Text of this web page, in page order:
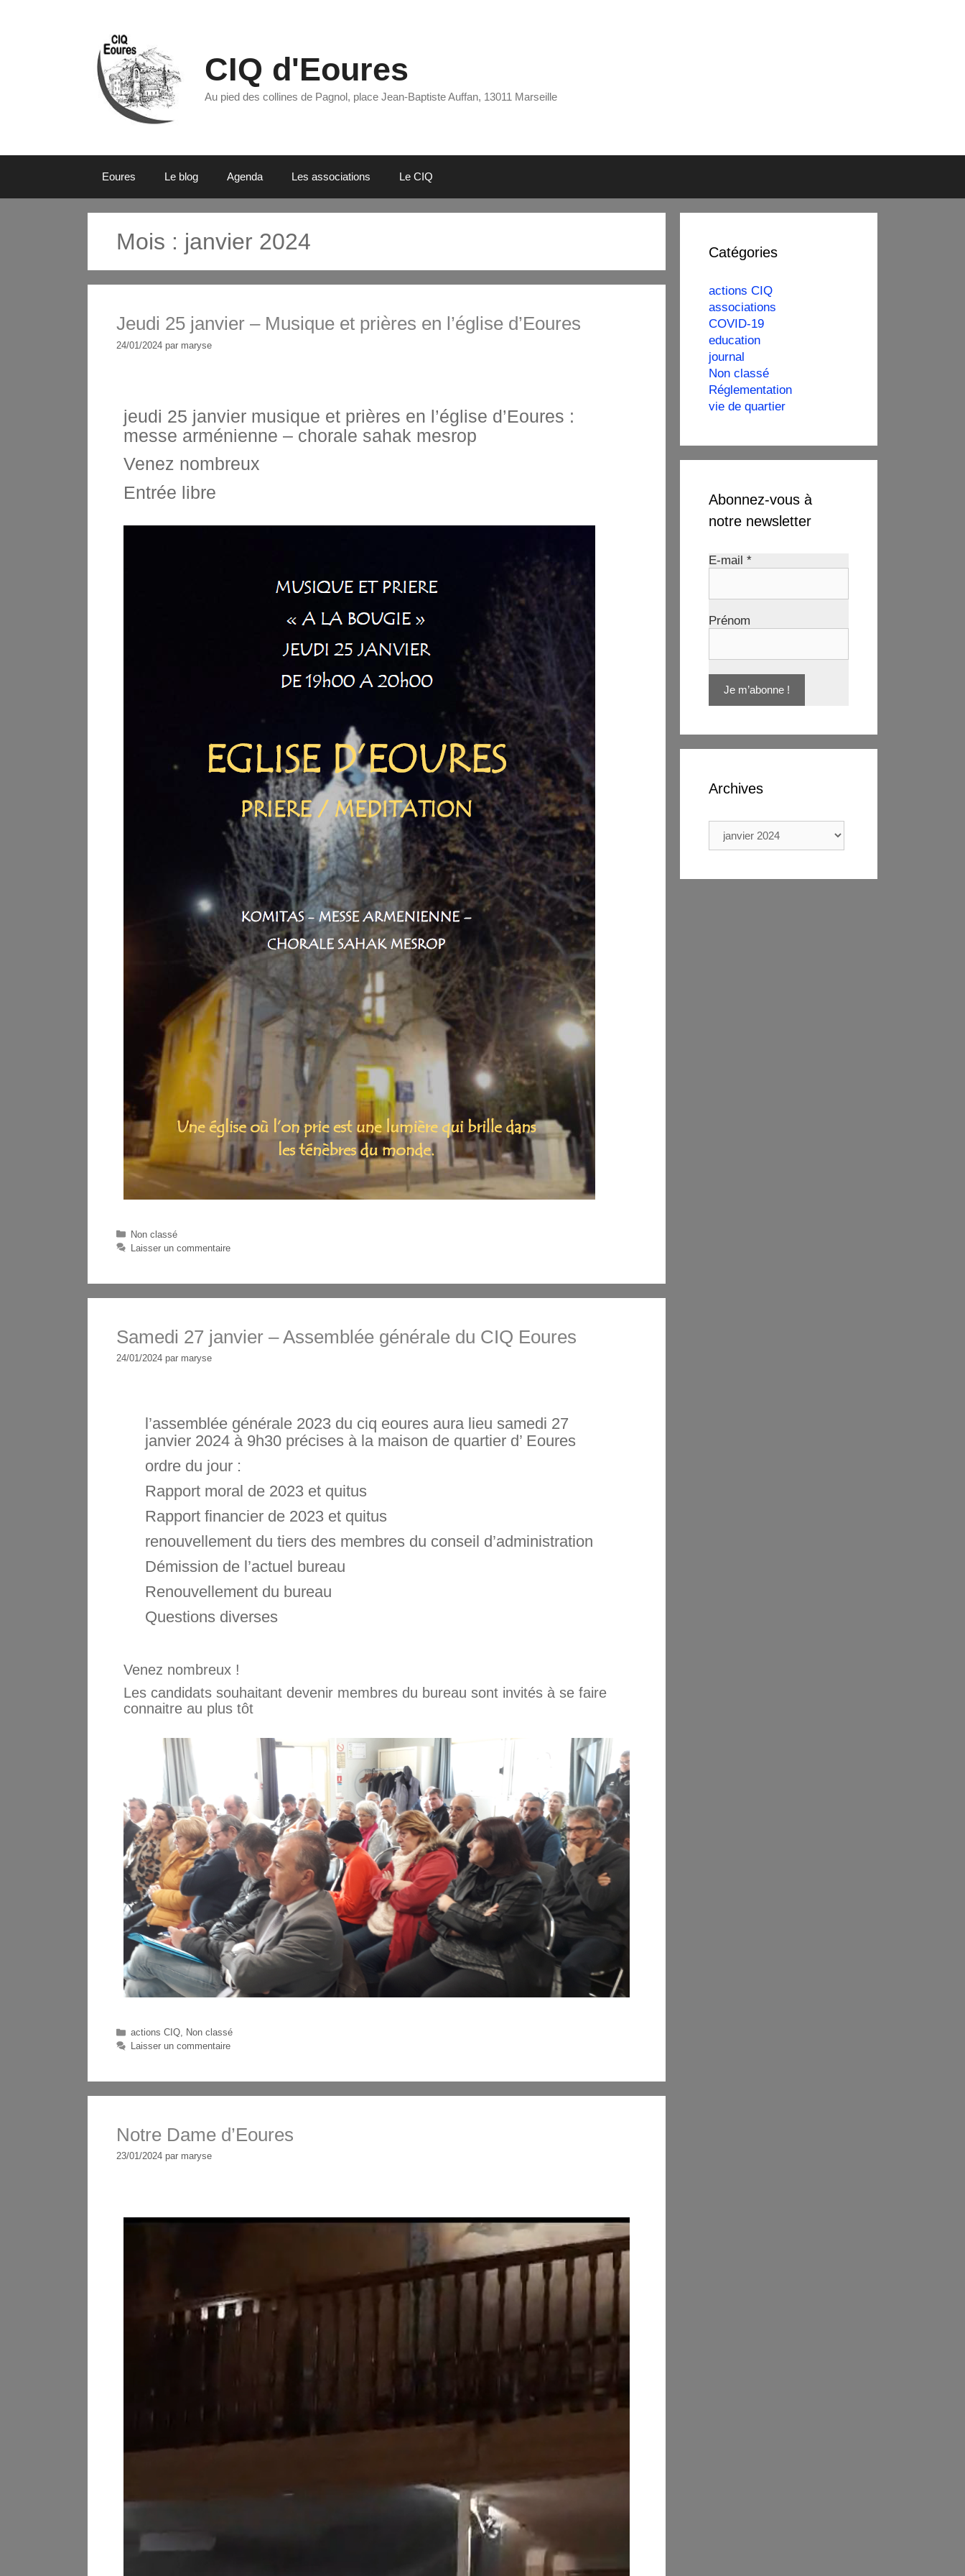
CIQ d'Eoures
Au pied des collines de Pagnol, place Jean-Baptiste Auffan, 13011 Marseille
Eoures Le blog Agenda Les associations Le CIQ
Mois : janvier 2024
Jeudi 25 janvier – Musique et prières en l’église d’Eoures
24/01/2024 par maryse
jeudi 25 janvier musique et prières en l’église d’Eoures :
messe arménienne – chorale sahak mesrop
Venez nombreux
Entrée libre
Non classé
Laisser un commentaire
Samedi 27 janvier – Assemblée générale du CIQ Eoures
24/01/2024 par maryse
l’assemblée générale 2023 du ciq eoures aura lieu samedi 27
janvier 2024 à 9h30 précises à la maison de quartier d’ Eoures
ordre du jour :
Rapport moral de 2023 et quitus
Rapport financier de 2023 et quitus
renouvellement du tiers des membres du conseil d’administration
Démission de l’actuel bureau
Renouvellement du bureau
Questions diverses
Venez nombreux !
Les candidats souhaitant devenir membres du bureau sont invités à se faire
connaitre au plus tôt
actions CIQ
Non classé
Laisser un commentaire
Notre Dame d’Eoures
23/01/2024 par maryse
Catégories
actions CIQ
associations
COVID-19
education
journal
Non classé
Réglementation
vie de quartier
Abonnez-vous à
notre newsletter
E-mail *
Prénom
Archives